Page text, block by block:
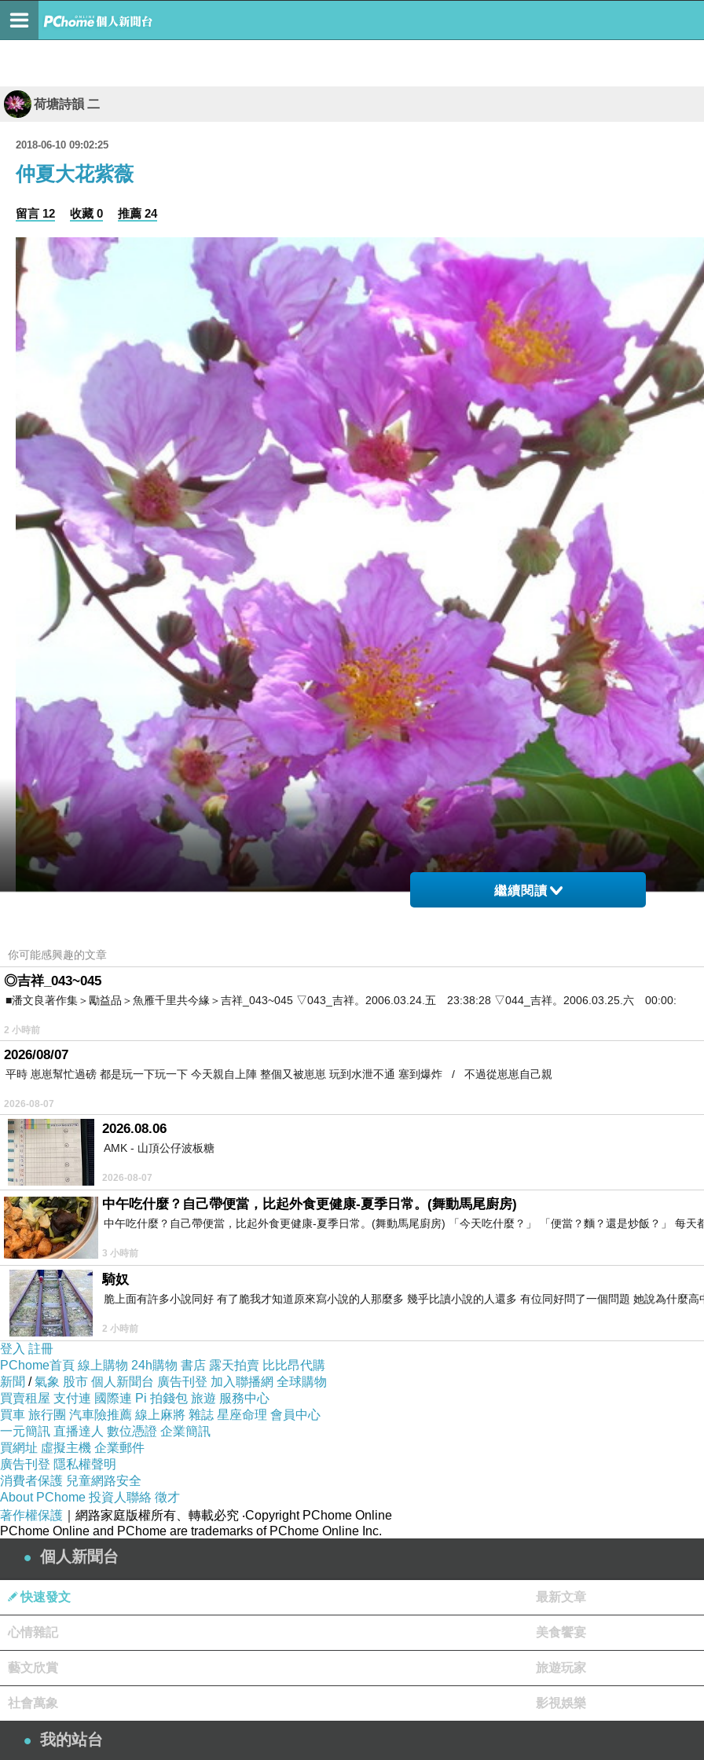
荷塘詩韻 二
2018-06-10 09:02:25
仲夏大花紫薇
留言 12 收藏 0 推薦 24
大花紫薇 ( 攝影 松竹軒).jpg
繼續閱讀
你可能感興趣的文章
◎吉祥_043~045
■潘文良著作集＞勵益品＞魚雁千里共今緣＞吉祥_043~045 ▽043_吉祥。2006.03.24.五 23:38:28 ▽044_吉祥。2006.03.25.六 00:00:
2 小時前
2026/08/07
平時 崽崽幫忙過磅 都是玩一下玩一下 今天親自上陣 整個又被崽崽 玩到水泄不通 塞到爆炸 / 不過從崽崽自己親
2026-08-07
2026.08.06
AMK - 山頂公仔波板糖
2026-08-07
中午吃什麼？自己帶便當，比起外食更健康-夏季日常。(舞動馬尾廚房)
中午吃什麼？自己帶便當，比起外食更健康-夏季日常。(舞動馬尾廚房) 「今天吃什麼？」 「便當？麵？還是炒飯？」 每天
3 小時前
騎奴
脆上面有許多小說同好 有了脆我才知道原來寫小說的人那麼多 幾乎比讀小說的人還多 有位同好問了一個問題 她說為什麼高
2 小時前
登入 註冊
PChome首頁 線上購物 24h購物 書店 露天拍賣 比比昂代購
新聞 /氣象 股市 個人新聞台 廣告刊登 加入聯播網 全球購物
買賣租屋 支付連 國際連 Pi 拍錢包 旅遊 服務中心
買車 旅行團 汽車險推薦 線上麻將 雜誌 星座命理 會員中心
一元簡訊 直播達人 數位憑證 企業簡訊
買網址 虛擬主機 企業郵件
廣告刊登 隱私權聲明
消費者保護 兒童網路安全
About PChome 投資人聯絡 徵才
著作權保護 ｜網路家庭版權所有、轉載必究 ‧Copyright PChome Online
PChome Online and PChome are trademarks of PChome Online Inc.
個人新聞台
快速發文 最新文章
心情雜記 美食饗宴
藝文欣賞 旅遊玩家
社會萬象 影視娛樂
我的站台